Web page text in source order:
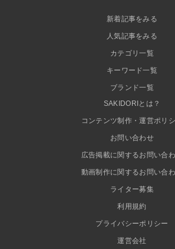
新着記事をみる
人気記事をみる
カテゴリ一覧
キーワード一覧
ブランド一覧
SAKIDORIとは？
コンテンツ制作・運営ポリ
お問い合わせ
広告掲載に関するお問い合
動画制作に関するお問い合
ライター募集
利用規約
プライバシーポリシー
運営会社